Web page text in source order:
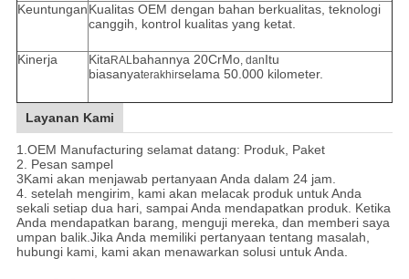
KeuntunganKualitas OEM dengan bahan berkualitas, teknologi
canggih, kontrol kualitas yang ketat.
Kinerja KitaRAL bahannya 20CrMo, danItu
biasanyaterakhirselama 50.000 kilometer.
Layanan Kami
1. OEM Manufacturing selamat datang: Produk, Paket
2. Pesan sampel
3Kami akan menjawab pertanyaan Anda dalam 24 jam.
4. setelah mengirim, kami akan melacak produk untuk Anda
sekali setiap dua hari, sampai Anda mendapatkan produk. Ketika
Anda mendapatkan barang, menguji mereka, dan memberi saya
umpan balik.Jika Anda memiliki pertanyaan tentang masalah,
hubungi kami, kami akan menawarkan solusi untuk Anda